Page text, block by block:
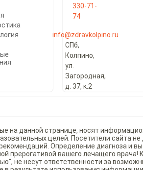
330-71-
74
info@zdravkolpino.ru
СПб,
Колпино,
ул.
Загородная,
д. 37, к.2
на данной странице, носят
целей. Посетители сайта
Определение диагноза и
прерогативой вашего лечащего
не несут ответственности за